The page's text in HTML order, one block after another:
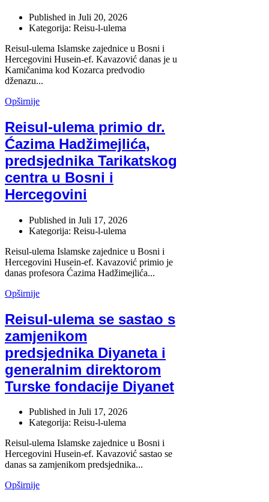
Published in Juli 20, 2026
Kategorija: Reisu-l-ulema
Reisul-ulema Islamske zajednice u Bosni i
Hercegovini Husein-ef. Kavazović danas je u
Kamičanima kod Kozarca predvodio
dženazu...
Opširnije
Reisul-ulema primio dr.
Ćazima Hadžimejlića,
predsjednika Tarikatskog
centra u Bosni i
Hercegovini
Published in Juli 17, 2026
Kategorija: Reisu-l-ulema
Reisul-ulema Islamske zajednice u Bosni i
Hercegovini Husein-ef. Kavazović primio je
danas profesora Ćazima Hadžimejlića...
Opširnije
Reisul-ulema se sastao s
zamjenikom
predsjednika Diyaneta i
generalnim direktorom
Turske fondacije Diyanet
Published in Juli 17, 2026
Kategorija: Reisu-l-ulema
Reisul-ulema Islamske zajednice u Bosni i
Hercegovini Husein-ef. Kavazović sastao se
danas sa zamjenikom predsjednika...
Opširnije